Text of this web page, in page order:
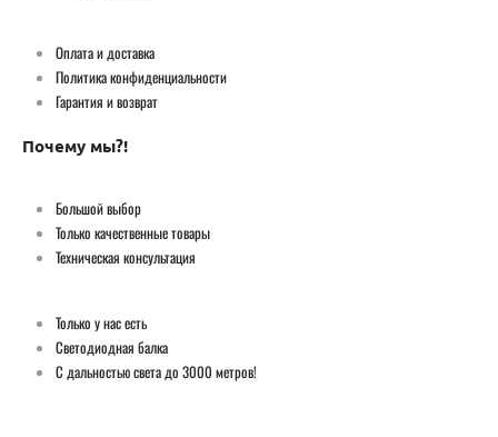
Оплата и доставка
Политика конфиденциальности
Гарантия и возврат
Почему мы?!
Большой выбор
Только качественные товары
Техническая консультация
Только у нас есть
Светодиодная балка
С дальностью света до 3000 метров!